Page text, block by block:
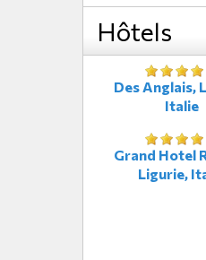
Hôtels
Des Anglais,
Italie
Grand Hotel
Ligurie,